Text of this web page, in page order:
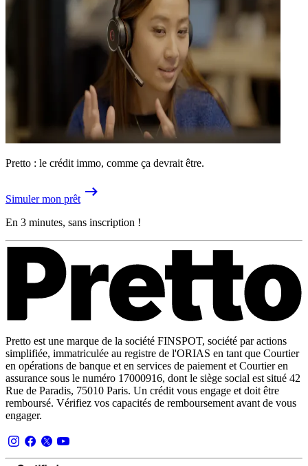
Pretto : le crédit immo, comme ça devrait être.
Simuler mon prêt
En 3 minutes, sans inscription !
Pretto est une marque de la société FINSPOT, société par actions
simplifiée, immatriculée au registre de l'ORIAS en tant que Courtier
en opérations de banque et en services de paiement et Courtier en
assurance sous le numéro 17000916, dont le siège social est situé 42
Rue de Paradis, 75010 Paris. Un crédit vous engage et doit être
remboursé. Vérifiez vos capacités de remboursement avant de vous
engager.